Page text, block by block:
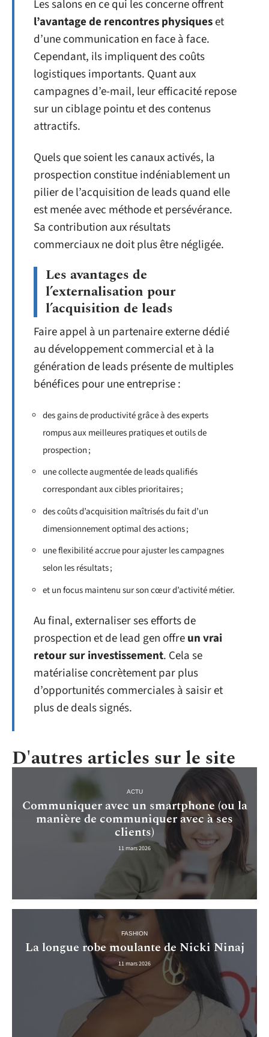
Les salons en ce qui les concerne offrent
l’avantage de rencontres physiqueset
d’une communication en face à face.
Cependant, ils impliquent des coûts
logistiques importants. Quant aux
campagnes d’e-mail, leur efficacité repose
sur un ciblage pointu et des contenus
attractifs.
Quels que soient les canaux activés, la
prospection constitue indéniablement un
pilier de l’acquisition de leads quand elle
est menée avec méthode et persévérance.
Sa contribution aux résultats
commerciaux ne doit plus être négligée.
Les avantages de
l’externalisation pour
l’acquisition de leads
Faire appel à un partenaire externe dédié
au développement commercial et à la
génération de leads présente de multiples
bénéfices pour une entreprise :
des gains de productivité grâce à des experts
rompus aux meilleures pratiques et outils de
prospection ;
une collecte augmentée de leads qualifiés
correspondant aux cibles prioritaires ;
des coûts d’acquisition maîtrisés du fait d’un
dimensionnement optimal des actions ;
une flexibilité accrue pour ajuster les campagnes
selon les résultats ;
et un focus maintenu sur son cœur d’activité métier.
Au final, externaliser ses efforts de
prospection et de lead gen offreun vrai
retour sur investissement. Cela se
matérialise concrètement par plus
d’opportunités commerciales à saisir et
plus de deals signés.
D'autres articles sur le site
ACTU
Communiquer avec un smartphone (ou la
manière de communiquer avec à ses
clients)
11 mars 2026
FASHION
La longue robe moulante de Nicki Ninaj
11 mars 2026